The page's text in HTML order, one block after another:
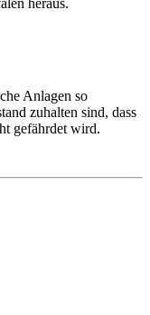
Anlagen so
zuhalten sind, dass
gefährdet wird.